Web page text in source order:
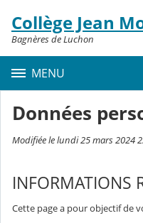
Contenu
Collège Jean
Bagnères de Luchon
MENU
Données
Modifiée le lundi 25 mars 2024
INFORMATIONS
Cette page a pour objectif de